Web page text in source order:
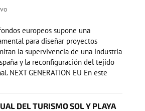
europeos supone una
para diseñar proyectos
la supervivencia de una industria
y la reconfiguración del tejido
NEXT GENERATION EU En este
DEL TURISMO SOL Y PLAYA